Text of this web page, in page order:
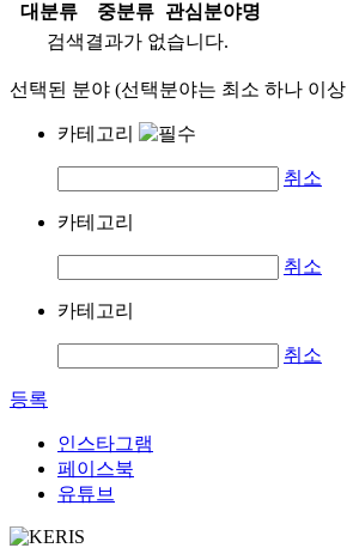
대분류
중분류
관심분야명
검색결과가 없습니다.
선택된 분야 (선택분야는 최소 하나 이
카테고리
취소
카테고리
취소
카테고리
취소
등록
인스타그램
페이스북
유튜브